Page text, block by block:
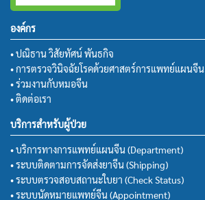
องค์กร
• ปณิธาน วิสัยทัศน์ พันธกิจ
• การตรวจวินิจฉัยโรคด้วยศาสตร์การแพทย์แผนจีน
• ร่วมงานกับหมอจีน
• ติดต่อเรา
บริการสำหรับผู้ป่วย
• บริการทางการแพทย์แผนจีน (Department)
• ระบบติดตามการจัดส่งยาจีน (Shipping)
• ระบบตรวจสอบสถานะใบยา (Check Status)
• ระบบนัดหมายแพทย์จีน (Appointment)